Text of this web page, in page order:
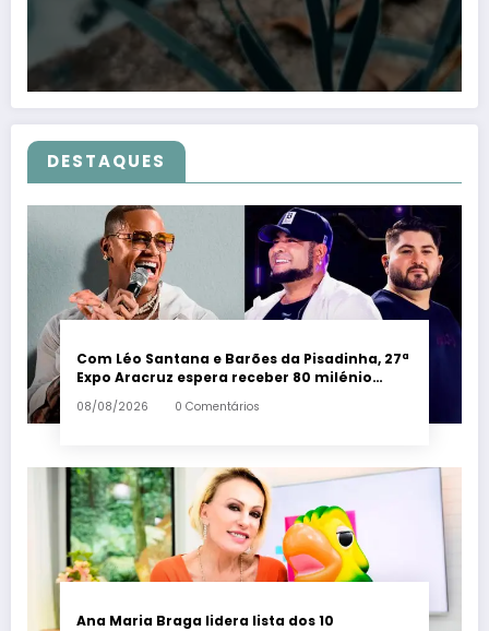
DESTAQUES
Com Léo Santana e Barões da Pisadinha, 27ª
Expo Aracruz espera receber 80 milénio
visitantes por dia – Em Dia ES
08/08/2026 0 Comentários
Ana Maria Braga lidera lista dos 10